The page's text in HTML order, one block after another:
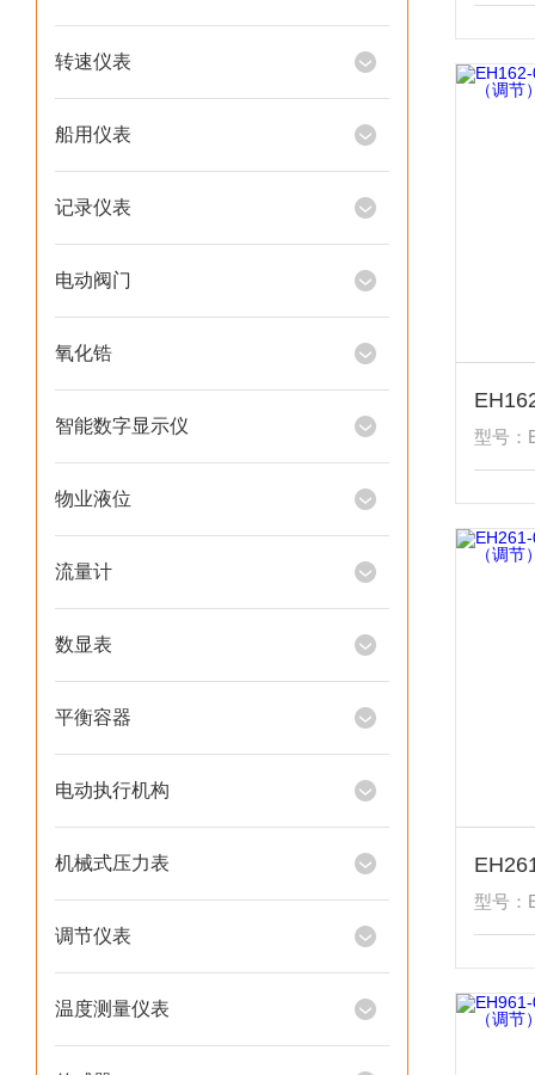
转速仪表
船用仪表
记录仪表
电动阀门
氧化锆
智能数字显示仪
物业液位
流量计
数显表
平衡容器
电动执行机构
机械式压力表
调节仪表
温度测量仪表
型号：
型号：